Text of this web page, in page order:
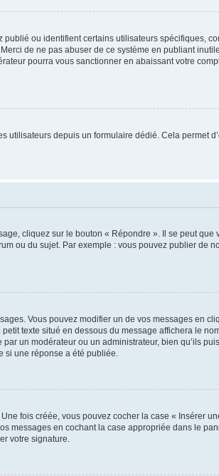
ou identifient certains utilisateurs spécifiques,
de ne pas abuser de ce système en publiant
pourra vous sanctionner en abaissant votre
utilisateurs depuis un formulaire dédié. Cela permet
cliquez sur le bouton « Répondre ». Il se peut que
ou du sujet. Par exemple : vous pouvez publier de
Vous pouvez modifier un de vos messages en
texte situé en dessous du message affichera le
par un modérateur ou un administrateur, bien qu’ils
une réponse a été publiée.
fois créée, vous pouvez cocher la case « Insérer
messages en cochant la case appropriée dans le
votre signature.